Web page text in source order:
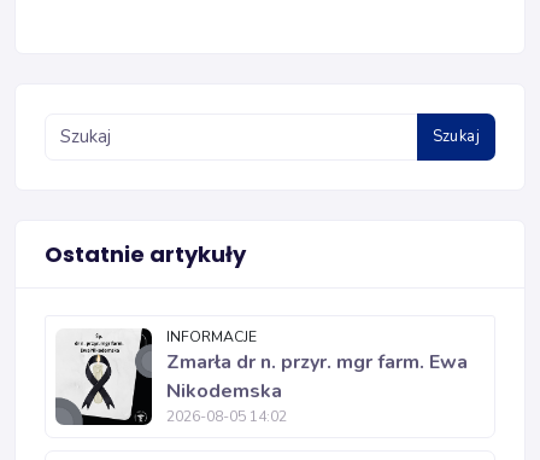
Szukaj
Ostatnie artykuły
INFORMACJE
Zmarła dr n. przyr. mgr farm. Ewa
Nikodemska
2026-08-05 14:02